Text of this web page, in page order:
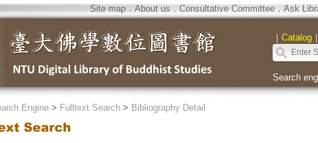
Site map．About us ． Consultative Committee． Ask
｜ Catalog｜
Search
Engine> Fulltext Search> Bibliography Detail